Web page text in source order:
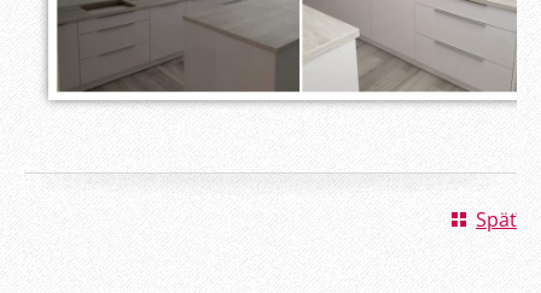
Späť